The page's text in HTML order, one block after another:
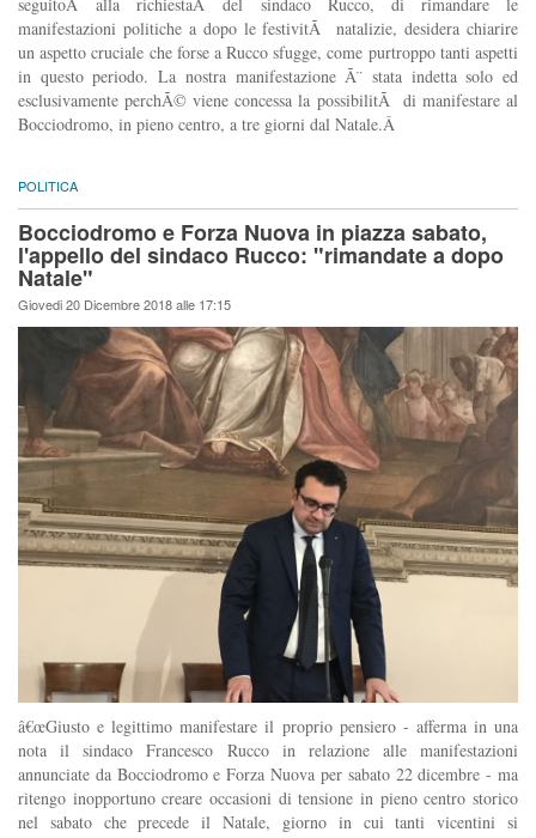
seguitoÂ alla richiestaÂ del sindaco Rucco, di rimandare le
manifestazioni politiche a dopo le festivitÃ natalizie, desidera chiarire
un aspetto cruciale che forse a Rucco sfugge, come purtroppo tanti aspetti
in questo periodo. La nostra manifestazione Ã¨ stata indetta solo ed
esclusivamente perchÃ© viene concessa la possibilitÃ di manifestare al
Bocciodromo, in pieno centro, a tre giorni dal Natale.Â
POLITICA
Bocciodromo e Forza Nuova in piazza sabato,
l'appello del sindaco Rucco: "rimandate a dopo
Natale"
Giovedi 20 Dicembre 2018 alle 17:15
â€œGiusto e legittimo manifestare il proprio pensiero - afferma in una
nota il sindaco Francesco Rucco in relazione alle manifestazioni
annunciate da Bocciodromo e Forza Nuova per sabato 22 dicembre - ma
ritengo inopportuno creare occasioni di tensione in pieno centro storico
nel sabato che precede il Natale, giorno in cui tanti vicentini si